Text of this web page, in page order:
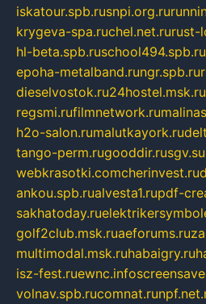
iskatour.spb.rusnpi.org.ru
krygeva-spa.ruchel.net.rurust-
hl-beta.spb.ruschool494.spb.ru
epoha-metalband.rungr.spb.ru
dieselvostok.ru24hostel.msk.ru
regsmi.rufilmnetwork.ru
h2o-salon.rumalutkayork.ru
tango-perm.rugooddir.rusgv.su
webkrasotki.comcherinvest.ru
ankou.spb.rualvesta1.rupdf-
sakhatoday.ru
golf2club.msk.ruaeforums.ru
multimodal.msk.ruhabaigry.ru
isz-fest.ruewnc.info
volnav.spb.rucomnat.ru